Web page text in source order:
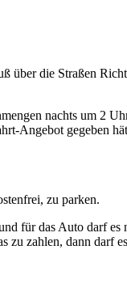
über die Straßen
nachts um 2
Angebot gegeben
zu parken.
für das Auto darf
zahlen, dann